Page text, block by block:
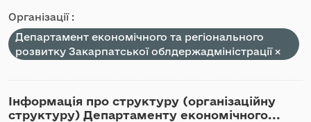
Організації :
Департамент економічного та регіонального
розвитку Закарпатської облдержадміністрації
Інформація про структуру (організаційну
структуру) Департаменту економічного...